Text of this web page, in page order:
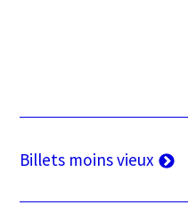
Navigation
Billets moins vieux